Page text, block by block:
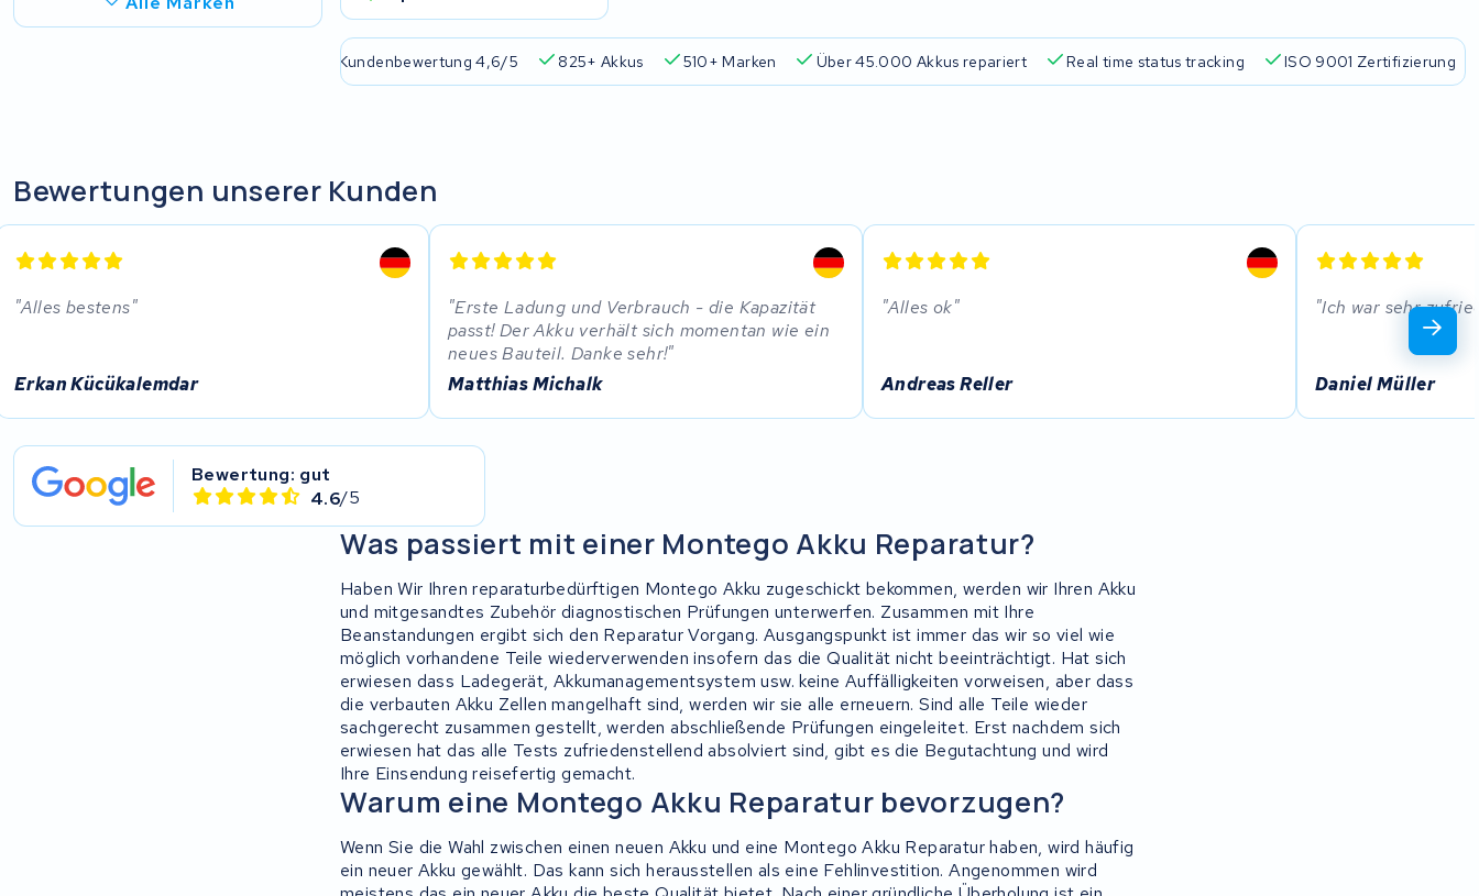
Ghost
Life&Mobility
Devron
Ultracell
Kundenbewertung 4,6/5 825+ Akkus 510+ Marken Über 45.000 Akkus repariert Real time status tracking ISO 9001 Zertifizierung
Bewertungen unserer Kunden
Alles bestens
Erkan Kücükalemdar
Erste Ladung und Verbrauch - die Kapazität
passt! Der Akku verhält sich momentan wie ein
neues Bauteil. Danke sehr!
Matthias Michalk
Alles ok
Andreas Reller
Ich war sehr
Daniel Müller
Bewertung: gut
4.6/5
Was passiert mit einer Montego Akku Reparatur?
Haben Wir Ihren reparaturbedürftigen Montego Akku zugeschickt bekommen, werden wir Ihren Akku
und mitgesandtes Zubehör diagnostischen Prüfungen unterwerfen. Zusammen mit Ihre
Beanstandungen ergibt sich den Reparatur Vorgang. Ausgangspunkt ist immer das wir so viel wie
möglich vorhandene Teile wiederverwenden insofern das die Qualität nicht beeinträchtigt. Hat sich
erwiesen dass Ladegerät, Akkumanagementsystem usw. keine Auffälligkeiten vorweisen, aber dass
die verbauten Akku Zellen mangelhaft sind, werden wir sie alle erneuern. Sind alle Teile wieder
sachgerecht zusammen gestellt, werden abschließende Prüfungen eingeleitet. Erst nachdem sich
erwiesen hat das alle Tests zufriedenstellend absolviert sind, gibt es die Begutachtung und wird
Ihre Einsendung reisefertig gemacht.
Warum eine Montego Akku Reparatur bevorzugen?
Wenn Sie die Wahl zwischen einen neuen Akku und eine Montego Akku Reparatur haben, wird häufig
ein neuer Akku gewählt. Das kann sich herausstellen als eine Fehlinvestition. Angenommen wird